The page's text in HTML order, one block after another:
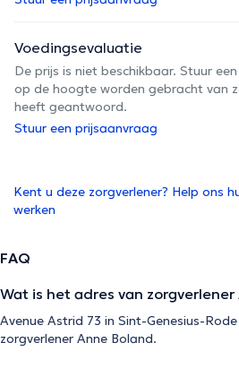
Voedingsevaluatie
De prijs is niet beschikbaar. Stuur
op de hoogte worden gebracht van
heeft geantwoord.
Stuur een prijsaanvraag
Kent u deze zorgverlener? Help ons
werken
FAQ
Wat is het adres van zorgverlener
Avenue Astrid 73 in Sint-Genesius-
zorgverlener Anne Boland.